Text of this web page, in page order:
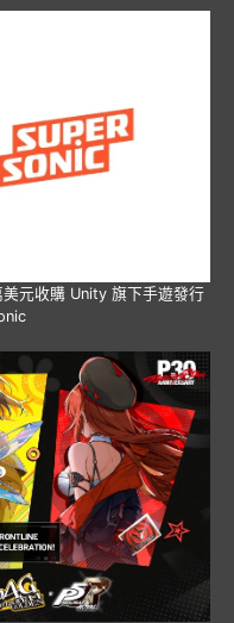
元收購 Unity 旗下手遊發行